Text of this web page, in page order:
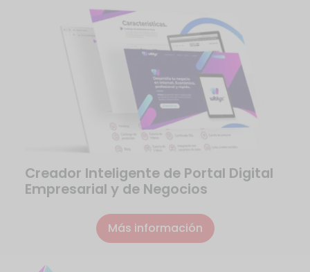
Creador Inteligente de Portal Digital
Empresarial y de Negocios
Más información